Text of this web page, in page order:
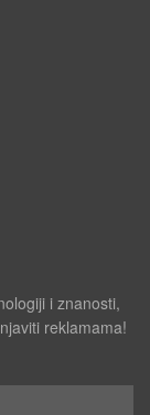
i znanosti,
reklamama!